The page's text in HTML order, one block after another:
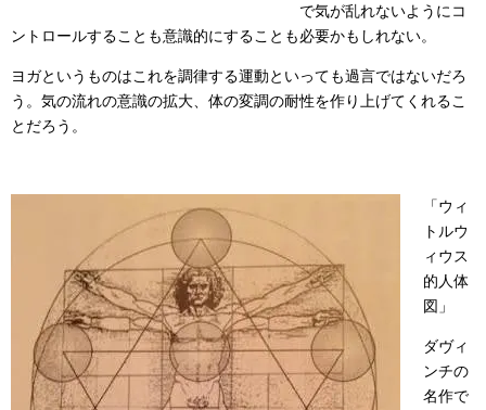
で気が乱れないようにコ
ントロールすることも意識的にすることも必要かもしれない。
ヨガというものはこれを調律する運動といっても過言ではないだろ
う。気の流れの意識の拡大、体の変調の耐性を作り上げてくれるこ
とだろう。
「ウィ
トルウ
ィウス
的人体
図」
ダヴィ
ンチの
名作で